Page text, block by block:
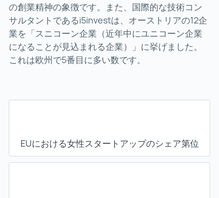
の創業精神の象徴です。また、国際的な技術コン
サルタントであるi5investは、オーストリアの12企
業を「スニコーン企業（近年中にユニコーン企業
になることが見込まれる企業）」に挙げました。
これは欧州で5番目に多い数です。
EUにおける女性スタートアップのシェア第位